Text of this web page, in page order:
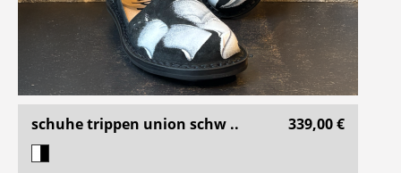
schuhe trippen union schw .. 339,00 €